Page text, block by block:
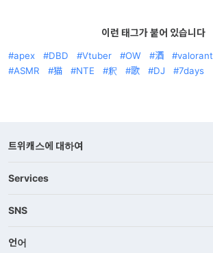
이런 태그가 붙어 있습니다
apex DBD Vtuber OW 酒 valorant
ASMR
猫 NTE 釈 歌 DJ 7days
트위캐스에 대하여
Services
SNS
언어